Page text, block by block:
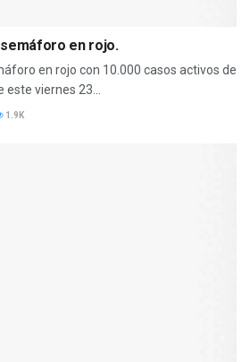
semáforo en rojo.
en rojo con 10.000 casos activos de
viernes 23...
1.9K